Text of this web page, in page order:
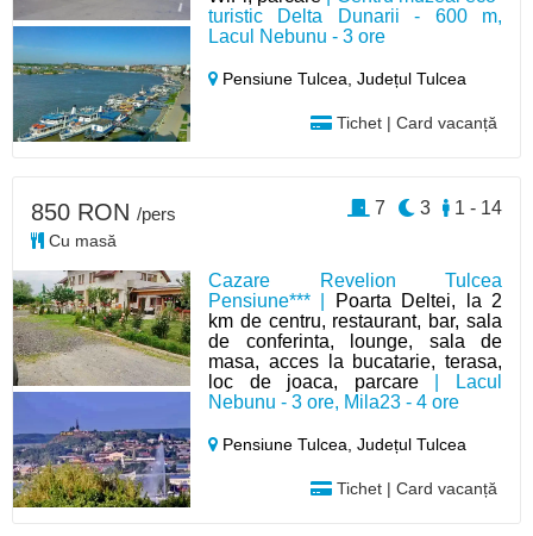
turistic Delta Dunarii - 600 m,
Lacul Nebunu - 3 ore
Pensiune Tulcea,Județul Tulcea
Tichet | Card vacanță
Cazare Revelion Tulcea
Pensiune*** |
Poarta Deltei, la 2
km de centru, restaurant, bar, sala
de conferinta, lounge, sala de
masa, acces la bucatarie, terasa,
loc de joaca, parcare| Lacul
Nebunu - 3 ore, Mila23 - 4 ore
Pensiune Tulcea,Județul Tulcea
Tichet | Card vacanță
850 RON /pers
Cu masă
1 - 14
3
7